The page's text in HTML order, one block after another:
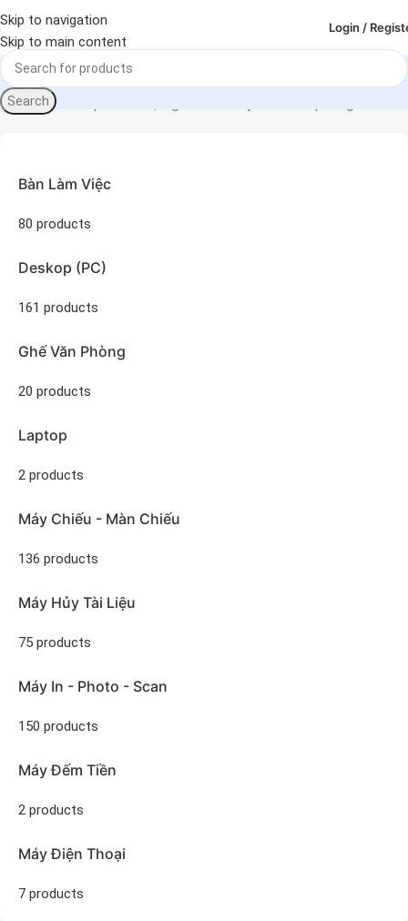
Skip to navigation
Skip to main content
Login /
Search
Trang chủ
Bàn Làm Việc
80 products
Deskop (PC)
161 products
Ghế Văn Phòng
20 products
Laptop
2 products
Máy Chiếu - Màn Chiếu
136 products
Máy Hủy Tài Liệu
75 products
Máy In - Photo - Scan
150 products
Máy Đếm Tiền
2 products
Máy Điện Thoại
7 products